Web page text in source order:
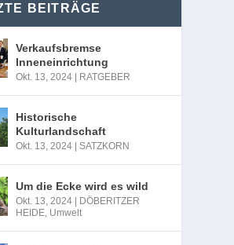
BEITRÄGE
Verkaufsbremse
Inneneinrichtung
Okt. 13, 2024 RATGEBER
Historische
Kulturlandschaft
Okt. 13, 2024 |SATZKORN
Um die Ecke wird es wild
Okt. 13, 2024
DÖBERITZER
HEIDE, Umwelt